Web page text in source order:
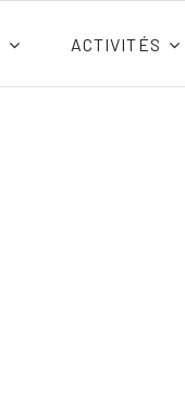
ACTIVITÉS